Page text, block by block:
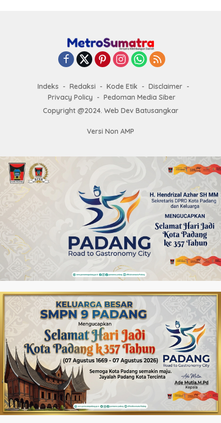
Indeks Redaksi Kode Etik
Disclaimer
Privacy Policy
Pedoman Media Siber
Copyright @2024. Web Dev Batusangkar
Versi Non AMP